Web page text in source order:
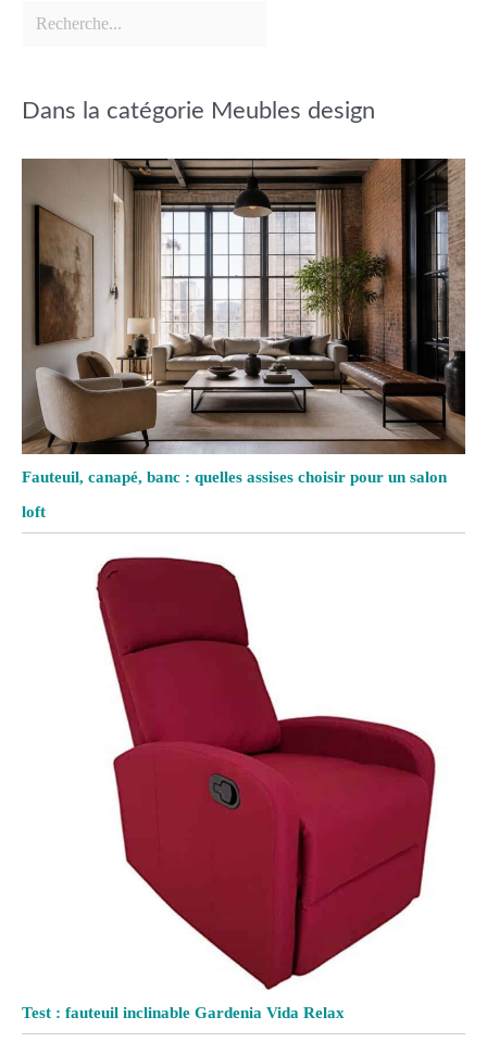
Dans la catégorie Meubles design
Fauteuil, canapé, banc : quelles assises choisir pour un salon
loft
Test : fauteuil inclinable Gardenia Vida Relax